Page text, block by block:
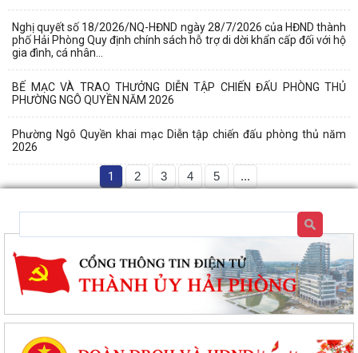
Nghị quyết số 18/2026/NQ-HĐND ngày 28/7/2026 của HĐND thành
phố Hải Phòng Quy định chính sách hỗ trợ di dời khẩn cấp đối với hộ
gia đình, cá nhân...
BẾ MẠC VÀ TRAO THƯỞNG DIỄN TẬP CHIẾN ĐẤU PHÒNG THỦ
PHƯỜNG NGÔ QUYỀN NĂM 2026
Phường Ngô Quyền khai mạc Diễn tập chiến đấu phòng thủ năm
2026
1 2 3 4 5 ...